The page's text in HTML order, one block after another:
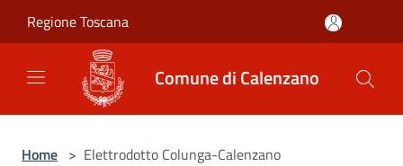
Regione Toscana
Comune di Calenzano
Home > Elettrodotto Colunga-Calenzano